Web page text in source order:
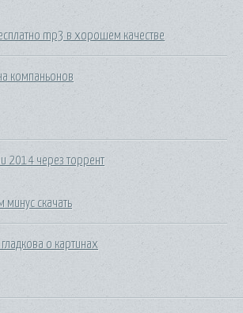
mp3 в хорошем качестве
компаньонов
2014 через торрент
скачать
о картинах